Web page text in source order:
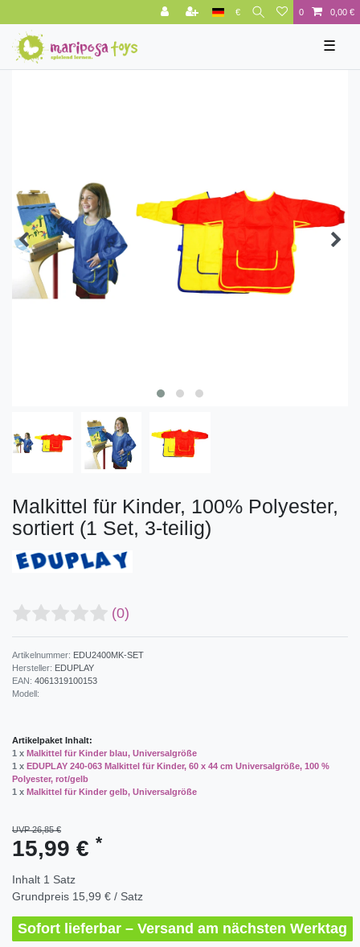
€ 0 0,00 €
☰
Malkittel für Kinder, 100% Polyester,
sortiert (1 Set, 3-teilig)
(0)
Artikelnummer: EDU2400MK-SET
Hersteller: EDUPLAY
EAN: 4061319100153
Modell:
Artikelpaket Inhalt:
1 x Malkittel für Kinder blau, Universalgröße
1 x EDUPLAY 240-063 Malkittel für Kinder, 60 x 44 cm Universalgröße, 100 %
Polyester, rot/gelb
1 x Malkittel für Kinder gelb, Universalgröße
UVP 26,85 €
15,99 € *
Inhalt 1 Satz
Grundpreis 15,99 € / Satz
Sofort lieferbar – Versand am nächsten Werktag